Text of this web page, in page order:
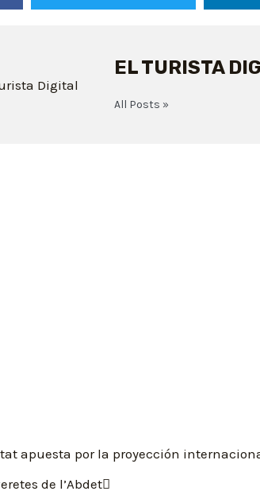
EL TURISTA
All Posts »
apuesta por la proyección
de l’Abdet